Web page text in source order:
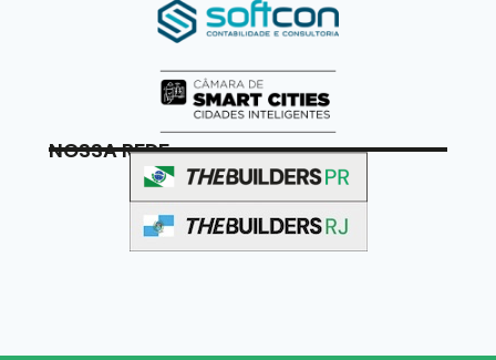
NOSSA REDE